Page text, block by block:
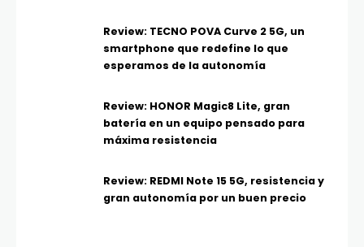
Review: TECNO POVA Curve 2 5G, un
smartphone que redefine lo que
esperamos de la autonomía
Review: HONOR Magic8 Lite, gran
batería en un equipo pensado para
máxima resistencia
Review: REDMI Note 15 5G, resistencia y
gran autonomía por un buen precio